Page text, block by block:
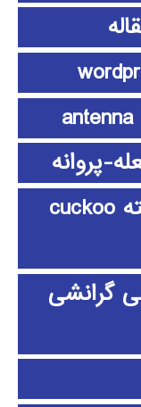
پروانه
الگوریتم جستجوی فاخته cuckoo
گرانشی